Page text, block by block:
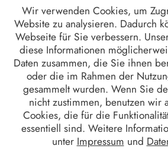
Wir verwenden Cookies, um
Website zu analysieren. Dadurch
Webseite für Sie verbessern.
diese Informationen
Daten zusammen, die Sie ihnen
oder die im Rahmen der
gesammelt wurden. Wenn Sie
nicht zustimmen, benutzen wir
Cookies, die für die
essentiell sind. Weitere
unter Impressum und
Jahrhundertgalerie
Marburger
8 Jahrhunderte in 8
Stadtgeschichten
Wir alle sind Marburg - 50
Stück für Stück
Stadtgeschichte*n
Galerie der Marburger
Allgemeines
Anfahrt & Kontakt
Öffnungszeiten &
Impressum